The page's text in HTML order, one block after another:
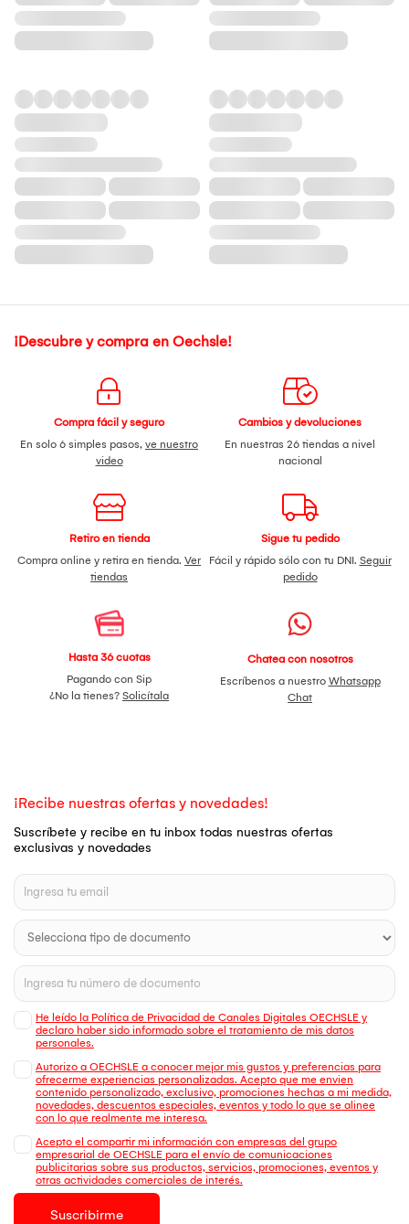
¡Descubre y compra en Oechsle!
Compra fácil y seguro
En solo 6 simples pasos, ve nuestro
video
Cambios y devoluciones
En nuestras 26 tiendas a nivel
nacional
Retiro en tienda
Compra online y retira en tienda. Ver
tiendas
Sigue tu pedido
Fácil y rápido sólo con tu DNI. Seguir
pedido
Hasta 36 cuotas
Pagando con Sip
¿No la tienes? Solicítala
Chatea con nosotros
Escríbenos a nuestro Whatsapp
Chat
¡Recibe nuestras ofertas y novedades!
Suscríbete y recibe en tu inbox todas nuestras ofertas
exclusivas y novedades
He leído la Política de Privacidad de Canales Digitales OECHSLE y
declaro haber sido informado sobre el tratamiento de mis datos
personales.
Autorizo a OECHSLE a conocer mejor mis gustos y preferencias para
ofrecerme experiencias personalizadas. Acepto que me envien
contenido personalizado, exclusivo, promociones hechas a mi medida,
novedades, descuentos especiales, eventos y todo lo que se alinee
con lo que realmente me interesa.
Acepto el compartir mi información con empresas del grupo
empresarial de OECHSLE para el envío de comunicaciones
publicitarias sobre sus productos, servicios, promociones, eventos y
otras actividades comerciales de interés.
Suscribirme